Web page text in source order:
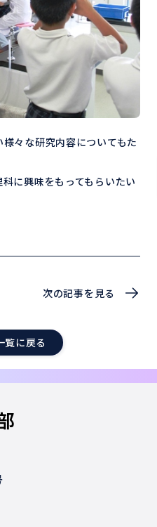
々な研究内容についてもた
に興味をもってもらいたい
覧に戻る
次の記事を見る